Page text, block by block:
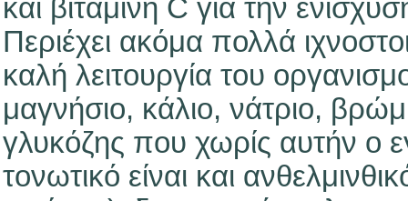
και βιταμίνη C για την
Περιέχει ακόμα πολλά
καλή λειτουργία του
μαγνήσιο, κάλιο, νάτριο,
γλυκόζης που χωρίς αυτήν ο
τονωτικό είναι και